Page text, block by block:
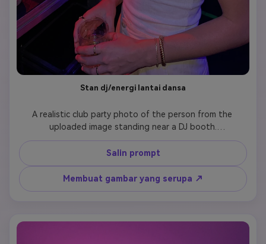
Stan dj/energi lantai dansa
A realistic club party photo of the person from the
uploaded image standing near a DJ booth.
Keep the person exactly identical to the reference photo
in facial features, skin tone, hairstyle, and body shape.
Surround the scene with colorful stage lights, DJ
equipment, crowd silhouettes, and energetic party
lighting.
Salin prompt
Membuat gambar yang serupa ↗